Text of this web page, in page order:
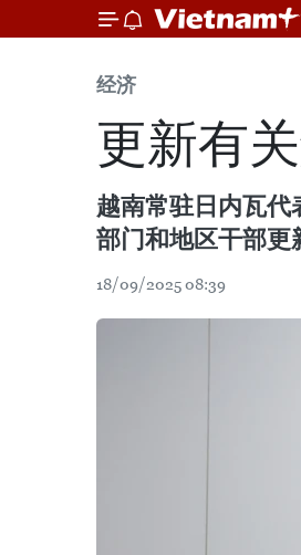
经济
更新有
越南常驻日内瓦
部门和地区干部更
18/09/2025 08:39